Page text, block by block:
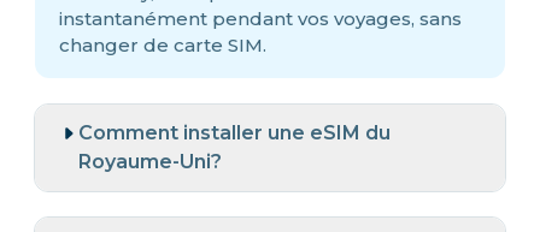
instantanément pendant vos voyages, sans
changer de carte SIM.
Comment installer une eSIM du
Royaume-Uni?